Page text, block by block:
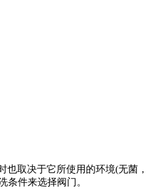
取决于它所使用的环境(无菌，
件来选择阀门。